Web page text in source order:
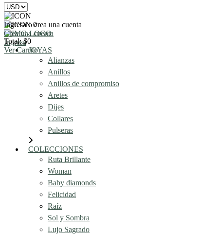
Ingresa o crea una cuenta
Crea una cuenta
Ingresa
0
Total: $0
Ver CarritoJOYAS
Alianzas
Anillos
Anillos de compromiso
Aretes
Dijes
Collares
Pulseras
COLECCIONES
Ruta Brillante
Woman
Baby diamonds
Felicidad
Raíz
Sol y Sombra
Lujo Sagrado